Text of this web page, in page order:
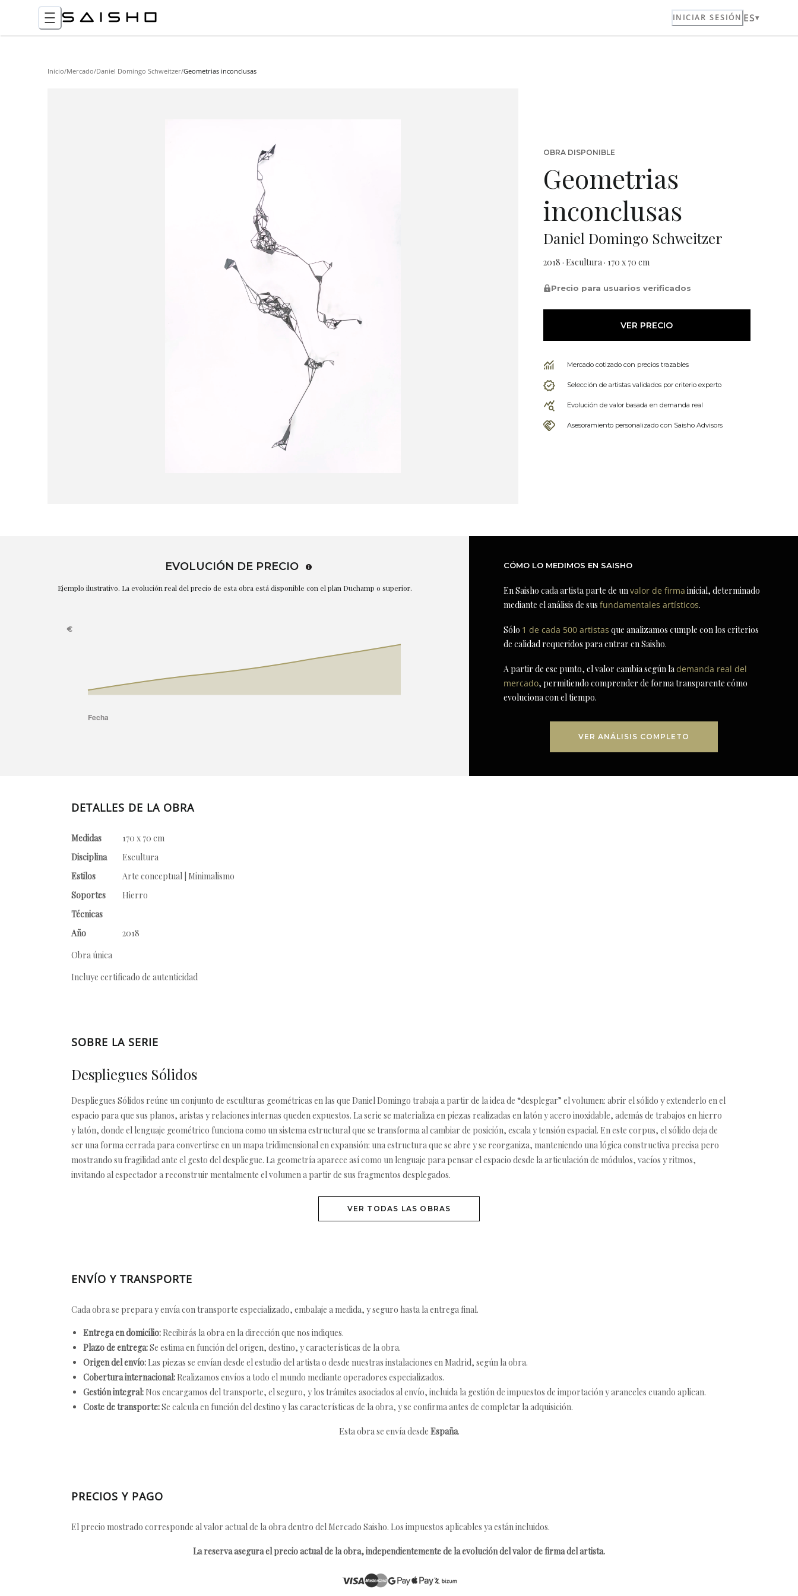
INICIAR SESIÓN ES
Inicio/Mercado/Daniel Domingo Schweitzer/Geometrias inconclusas
OBRA DISPONIBLE
Geometrias
inconclusas
Daniel Domingo Schweitzer
2018 · Escultura · 170 x 70 cm
Precio para usuarios verificados
VER PRECIO
Mercado cotizado con precios trazables
Selección de artistas validados por criterio experto
Evolución de valor basada en demanda real
Asesoramiento personalizado con Saisho Advisors
EVOLUCIÓN DE PRECIO
Ejemplo ilustrativo. La evolución real del precio de esta obra está disponible con el plan Duchamp o superior.
CÓMO LO MEDIMOS EN SAISHO
En Saisho cada artista parte de unvalor de firma inicial, determinado
mediante el análisis de susfundamentales artísticos.
Sólo 1 de cada 500 artistas que analizamos cumple con los criterios
de calidad requeridos para entrar en Saisho.
A partir de ese punto, el valor cambia según lademanda real del
mercado, permitiendo comprender de forma transparente cómo
evoluciona con el tiempo.
VER ANÁLISIS COMPLETO
DETALLES DE LA OBRA
Medidas
170 x 70 cm
Disciplina
Escultura
Estilos
Arte conceptual | Minimalismo
Soportes
Hierro
Técnicas
Año
2018
Obra única
Incluye certificado de autenticidad
SOBRE LA SERIE
Despliegues Sólidos
Despliegues Sólidos reúne un conjunto de esculturas geométricas en las que Daniel Domingo trabaja a partir de la idea de “desplegar” el volumen: abrir el sólido y extenderlo en el
espacio para que sus planos, aristas y relaciones internas queden expuestos. La serie se materializa en piezas realizadas en latón y acero inoxidable, además de trabajos en hierro
y latón, donde el lenguaje geométrico funciona como un sistema estructural que se transforma al cambiar de posición, escala y tensión espacial. En este corpus, el sólido deja de
ser una forma cerrada para convertirse en un mapa tridimensional en expansión: una estructura que se abre y se reorganiza, manteniendo una lógica constructiva precisa pero
mostrando su fragilidad ante el gesto del despliegue. La geometría aparece así como un lenguaje para pensar el espacio desde la articulación de módulos, vacíos y ritmos,
invitando al espectador a reconstruir mentalmente el volumen a partir de sus fragmentos desplegados.
VER TODAS LAS OBRAS
ENVÍO Y TRANSPORTE
Cada obra se prepara y envía con transporte especializado, embalaje a medida, y seguro hasta la entrega final.
Entrega en domicilio: Recibirás la obra en la dirección que nos indiques.
Plazo de entrega:Se estima en función del origen, destino, y características de la obra.
Origen del envío: Las piezas se envían desde el estudio del artista o desde nuestras instalaciones en Madrid, según la obra.
Cobertura internacional: Realizamos envíos a todo el mundo mediante operadores especializados.
Gestión integral: Nos encargamos del transporte, el seguro, y los trámites asociados al envío, incluida la gestión de impuestos de importación y aranceles cuando aplican.
Coste de transporte:Se calcula en función del destino y las características de la obra, y se confirma antes de completar la adquisición.
Esta obra se envía desde España.
PRECIOS Y PAGO
El precio mostrado corresponde al valor actual de la obra dentro del Mercado Saisho. Los impuestos aplicables ya están incluidos.
La reserva asegura el precio actual de la obra, independientemente de la evolución del valor de firma del artista.